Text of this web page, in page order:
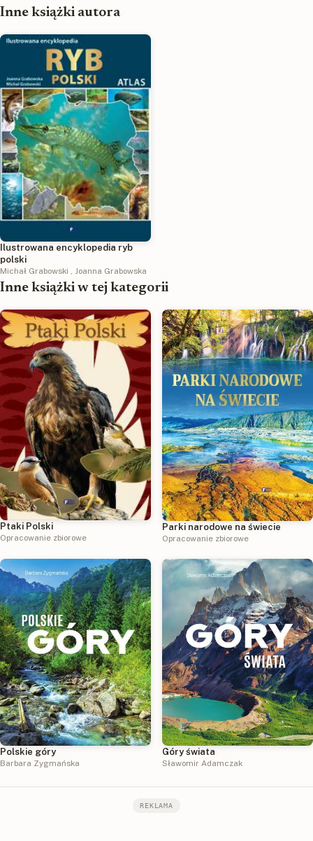
Inne książki autora
Ilustrowana encyklopedia ryb
polski
Michał Grabowski , Joanna Grabowska
Inne książki w tej kategorii
Ptaki Polski
Opracowanie zbiorowe
Parki narodowe na świecie
Opracowanie zbiorowe
Polskie góry
Barbara Zygmańska
Góry świata
Sławomir Adamczak
REKLAMA